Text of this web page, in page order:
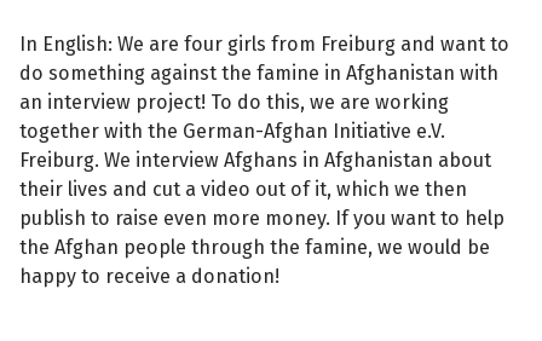
In English: We are four girls from Freiburg and want to
do something against the famine in Afghanistan with
an interview project! To do this, we are working
together with the German-Afghan Initiative e.V.
Freiburg. We interview Afghans in Afghanistan about
their lives and cut a video out of it, which we then
publish to raise even more money. If you want to help
the Afghan people through the famine, we would be
happy to receive a donation!